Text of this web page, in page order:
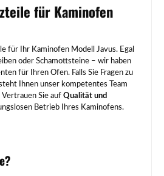
für Kaminofen
für Ihr Kaminofen Modell Javus. Egal
oder Schamottsteine – wir haben
für Ihren Ofen. Falls Sie Fragen zu
Ihnen unser kompetentes Team
Sie auf Qualität und
Betrieb Ihres Kaminofens.